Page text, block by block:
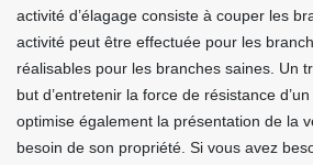
activité d’élagage consiste à couper les
activité peut être effectuée pour les
réalisables pour les branches saines. Un
but d’entretenir la force de résistance
optimise également la présentation de la
besoin de son propriété. Si vous avez